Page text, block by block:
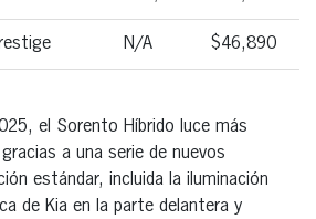
N/A $46,890
el Sorento Híbrido luce más
a una serie de nuevos
estándar, incluida la iluminación
de Kia en la parte delantera y